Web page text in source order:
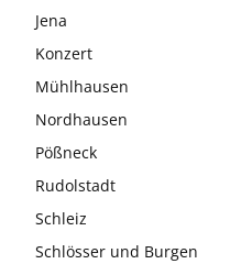
Jena
Konzert
Mühlhausen
Nordhausen
Pößneck
Rudolstadt
Schleiz
Schlösser und Burgen